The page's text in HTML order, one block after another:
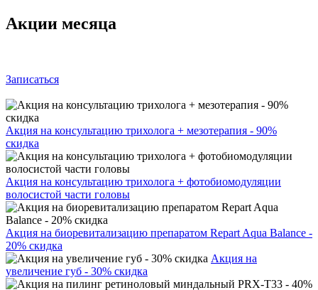
Акции месяца
Записаться
Акция на консультацию трихолога + мезотерапия - 90%
скидка
Акция на консультацию трихолога + фотобиомодуляции
волосистой части головы
Акция на биоревитализацию препаратом Repart Aqua Balance -
20% скидка
Акция на
увеличение губ - 30% скидка